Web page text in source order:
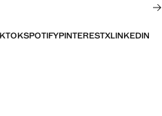
SPOTIFYPINTERESTXLINKEDIN